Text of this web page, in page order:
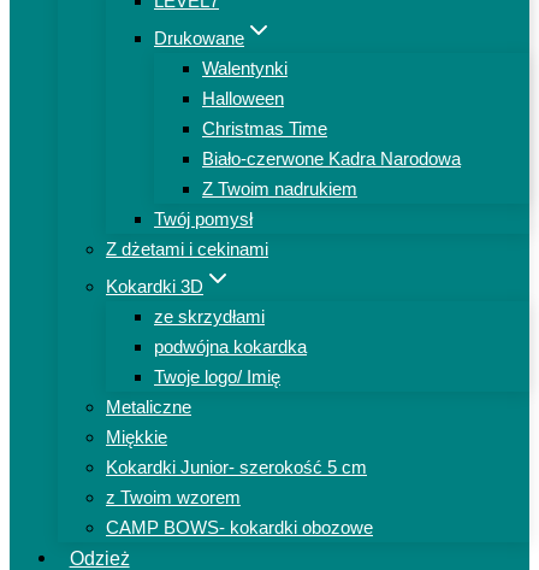
Drukowane
Walentynki
Halloween
Christmas Time
Biało-czerwone Kadra Narodowa
Z Twoim nadrukiem
Twój pomysł
Z dżetami i cekinami
Kokardki 3D
ze skrzydłami
podwójna kokardka
Twoje logo/ Imię
Metaliczne
Miękkie
Kokardki Junior- szerokość 5 cm
z Twoim wzorem
CAMP BOWS- kokardki obozowe
Odzież